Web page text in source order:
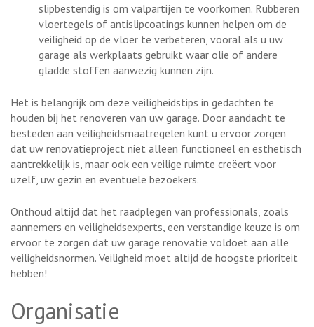
slipbestendig is om valpartijen te voorkomen. Rubberen
vloertegels of antislipcoatings kunnen helpen om de
veiligheid op de vloer te verbeteren, vooral als u uw
garage als werkplaats gebruikt waar olie of andere
gladde stoffen aanwezig kunnen zijn.
Het is belangrijk om deze veiligheidstips in gedachten te
houden bij het renoveren van uw garage. Door aandacht te
besteden aan veiligheidsmaatregelen kunt u ervoor zorgen
dat uw renovatieproject niet alleen functioneel en esthetisch
aantrekkelijk is, maar ook een veilige ruimte creëert voor
uzelf, uw gezin en eventuele bezoekers.
Onthoud altijd dat het raadplegen van professionals, zoals
aannemers en veiligheidsexperts, een verstandige keuze is om
ervoor te zorgen dat uw garage renovatie voldoet aan alle
veiligheidsnormen. Veiligheid moet altijd de hoogste prioriteit
hebben!
Organisatie